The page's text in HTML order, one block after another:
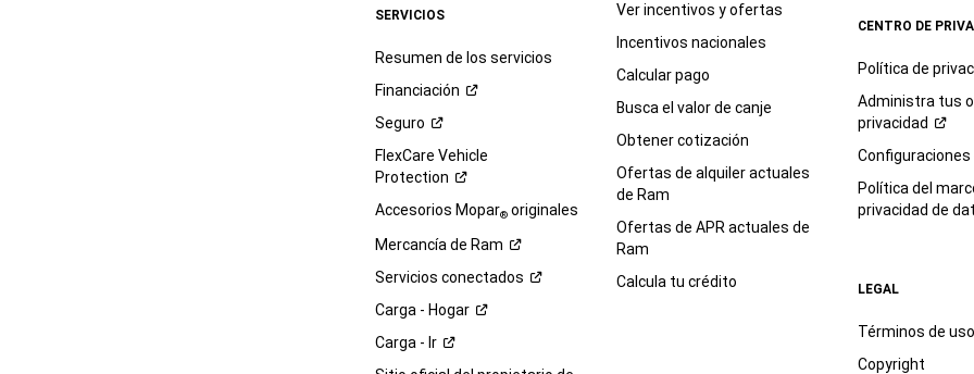
SERVICIOS
Resumen de los servicios
Financiación
Seguro
FlexCare Vehicle
Protection
Accesorios Mopar®originales
Mercancía de Ram
Servicios conectados
Carga - Hogar
Carga - Ir
Ver incentivos y ofertas
Incentivos nacionales
Calcular pago
Busca el valor de canje
Obtener cotización
Ofertas de alquiler actuales
de Ram
Ofertas de APR actuales de
Ram
Calcula tu crédito
CENTRO DE
Política de
Administra tus
privacidad
Configuraciones
Política del
privacidad de
LEGAL
Términos de uso
Copyright